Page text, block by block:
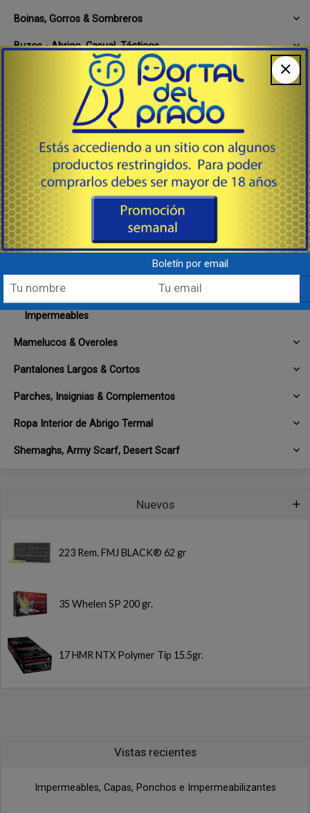
Boinas, Gorros & Sombreros
Buzos - Abrigo, Casual, Tácticos
Calcetines, Ligas, Medias, Plantillas
Camisetas, Camisillas, Musculosas
Camperas de Abrigo, Deportivas & Tácticas
Chalecos & Correajes
Cintos Varios Tipos
Impermeables, Capas, Ponchos e Impermeabilizantes
Impermeables
Mamelucos & Overoles
Pantalones Largos & Cortos
Parches, Insignias & Complementos
Ropa Interior de Abrigo Termal
Shemaghs, Army Scarf, Desert Scarf
Nuevos
223 Rem. FMJ BLACK® 62 gr
35 Whelen SP 200 gr.
17 HMR NTX Polymer Tip 15.5gr.
Vistas recientes
Impermeables, Capas, Ponchos e Impermeabilizantes
Boletín por email